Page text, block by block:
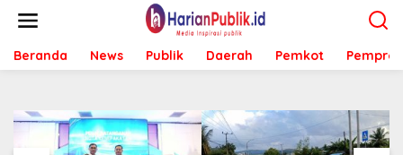
t
Beranda News Publik Daerah Pemkot Pemprov